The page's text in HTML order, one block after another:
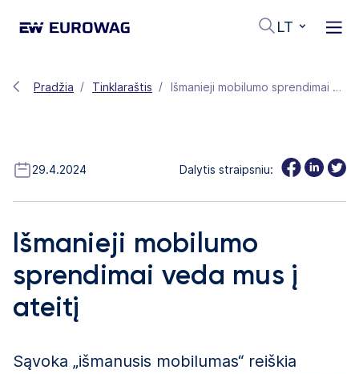
LT
Pradžia Tinklaraštis Išmanieji mobilumo sprendimai veda mus į ateitį
29.4.2024 Dalytis straipsniu:
Išmanieji mobilumo
sprendimai veda mus į
ateitį
Sąvoka „išmanusis mobilumas“ reiškia